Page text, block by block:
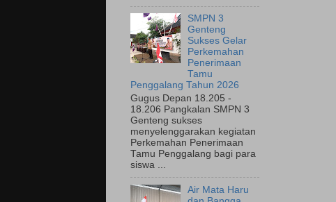
SMPN 3
Genteng
Sukses Gelar
Perkemahan
Penerimaan
Tamu
Penggalang Tahun 2026
Gugus Depan 18.205 -
18.206 Pangkalan SMPN 3
Genteng sukses
menyelenggarakan kegiatan
Perkemahan Penerimaan
Tamu Penggalang bagi para
siswa ...
Air Mata Haru